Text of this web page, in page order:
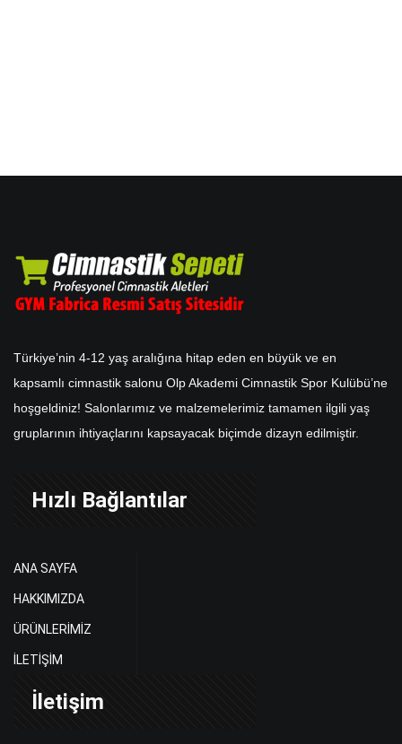
Türkiye’nin 4-12 yaş aralığına hitap eden en büyük ve en
kapsamlı cimnastik salonu Olp Akademi Cimnastik Spor Kulübü’ne
hoşgeldiniz! Salonlarımız ve malzemelerimiz tamamen ilgili yaş
gruplarının ihtiyaçlarını kapsayacak biçimde dizayn edilmiştir.
Hızlı Bağlantılar
ANA SAYFA
HAKKIMIZDA
ÜRÜNLERİMİZ
İLETİŞİM
İletişim